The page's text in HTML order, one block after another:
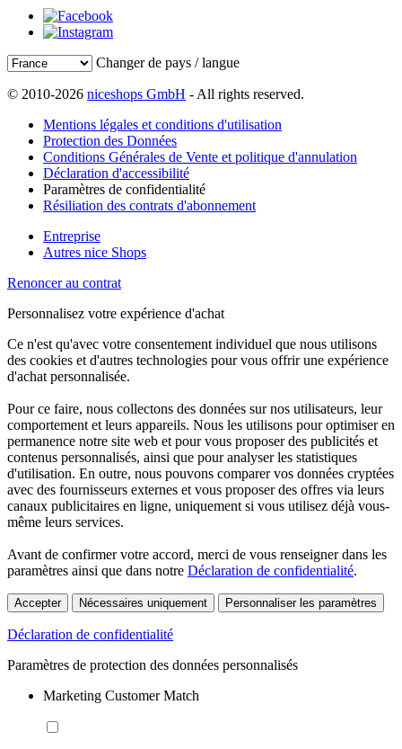
Changer de pays / langue
© 2010-2026 niceshops GmbH - All rights reserved.
Mentions légales et conditions d'utilisation
Protection des Données
Conditions Générales de Vente et politique d'annulation
Déclaration d'accessibilité
Paramètres de confidentialité
Résiliation des contrats d'abonnement
Entreprise
Autres nice Shops
Renoncer au contrat
Personnalisez votre expérience d'achat
Ce n'est qu'avec votre consentement individuel que nous utilisons
des cookies et d'autres technologies pour vous offrir une expérience
d'achat personnalisée.
Pour ce faire, nous collectons des données sur nos utilisateurs, leur
comportement et leurs appareils. Nous les utilisons pour optimiser en
permanence notre site web et pour vous proposer des publicités et
contenus personnalisés, ainsi que pour analyser les statistiques
d'utilisation. En outre, nous pouvons comparer vos données cryptées
avec des fournisseurs externes et vous proposer des offres via leurs
canaux publicitaires en ligne, uniquement si vous utilisez déjà vous-
même leurs services.
Avant de confirmer votre accord, merci de vous renseigner dans les
paramètres ainsi que dans notre Déclaration de confidentialité.
Accepter Nécessaires uniquement Personnaliser les paramètres
Déclaration de confidentialité
Paramètres de protection des données personnalisés
Marketing Customer Match